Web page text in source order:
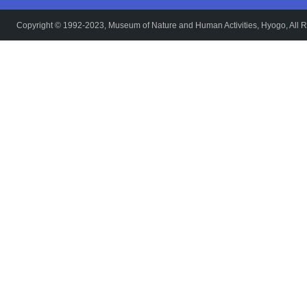
Copyright © 1992-2023, Museum of Nature and Human Activities, Hyogo, All